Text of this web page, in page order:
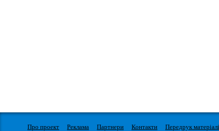
Про проект Реклама Партнери Контакти
Передрук